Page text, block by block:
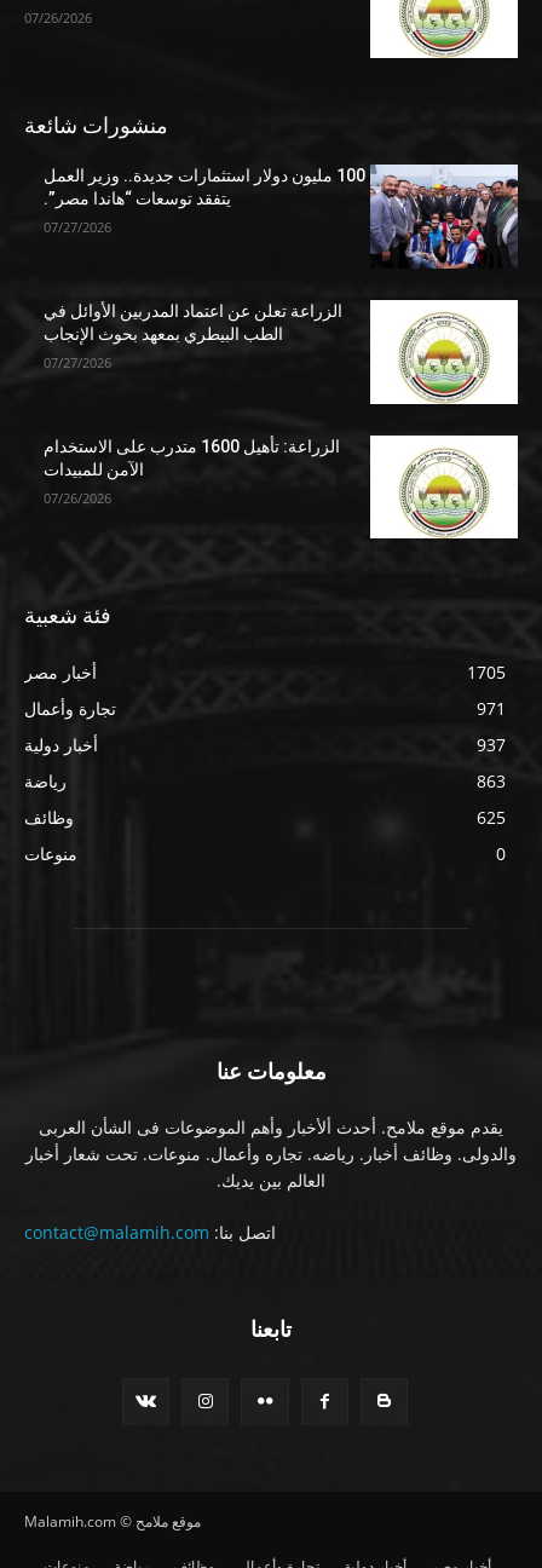
07/26/2026
منشورات شائعة
100 مليون دولار استثمارات جديدة.. وزير العمل
يتفقد توسعات “هاندا مصر”.
07/27/2026
الزراعة تعلن عن اعتماد المدربين الأوائل في
الطب البيطري بمعهد بحوث الإنجاب
07/27/2026
الزراعة: تأهيل 1600 متدرب على الاستخدام
الآمن للمبيدات
07/26/2026
فئة شعبية
أخبار مصر
1705
تجارة وأعمال
971
أخبار دولية
937
رياضة
863
وظائف
625
منوعات
0
معلومات عنا
يقدم موقع ملامح. أحدث ألأخبار وأهم الموضوعات فى الشأن العربى
والدولى. وظائف أخبار. رياضه. تجاره وأعمال. منوعات. تحت شعار أخبار
العالم بين يديك.
اتصل بنا: contact@malamih.com
تابعنا
موقع ملامح © Malamih.com